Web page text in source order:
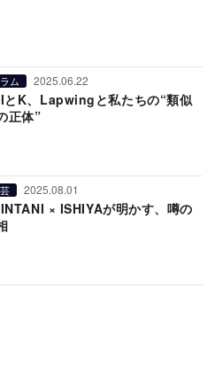
ム 2025.06.22
とK、Lapwingと私たちの“類似
正体”
2025.08.01
× ISHIYAが明かす、噂の